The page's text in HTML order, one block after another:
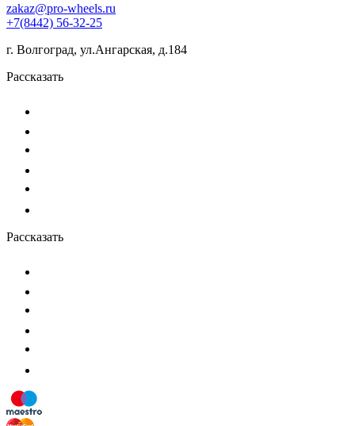
zakaz@pro-wheels.ru
+7(8442) 56-32-25
г. Волгоград, ул.Ангарская, д.184
Рассказать
Рассказать